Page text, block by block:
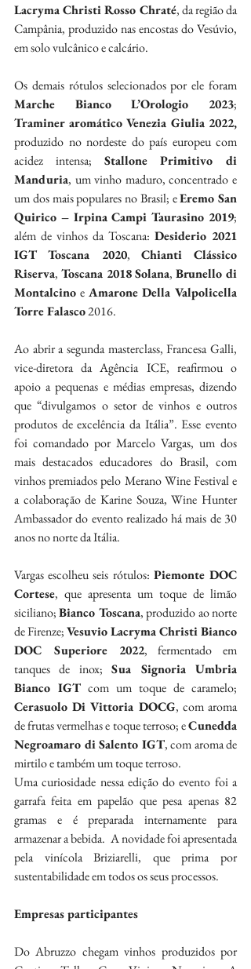
Lacryma Christi Rosso Chraté, da região da
Campânia, produzido nas encostas do Vesúvio,
em solo vulcânico e calcário.
Marche Bianco L’Orologio 2023
produzido no nordeste do país europeu com
acidez intensa; Stallone Primitivo di
Manduria, um vinho maduro, concentrado e
um dos mais populares no Brasil; e Eremo San
Quirico – Irpina Campi Taurasino 2019;
além de vinhos da Toscana: Desiderio 2021
IGT Toscana 2020, Chianti Clássico
Riserva, Toscana 2018 Solana, Brunello di
Montalcino e Amarone Della Valpolicella
Torre Falasco 2016.
Ao abrir a segunda masterclass, Francesa Galli,
vice-diretora da Agência ICE, reafirmou o
apoio a pequenas e médias empresas, dizendo
que “divulgamos o setor de vinhos e outros
produtos de excelência da Itália”. Esse evento
foi comandado por Marcelo Vargas, um dos
mais destacados educadores do Brasil, com
vinhos premiados pelo Merano Wine Festival e
a colaboração de Karine Souza, Wine Hunter
Ambassador do evento realizado há mais de 30
anos no norte da Itália.
Vargas escolheu seis rótulos: Piemonte DOC
Cortese, que apresenta um toque de limão
siciliano; Bianco Toscana, produzido ao norte
de Firenze; Vesuvio Lacryma Christi Bianco
DOC Superiore 2022, fermentado em
tanques de inox; Sua Signoria Umbria
Bianco IGT
Cerasuolo Di Vittoria DOCG, com aroma
de frutas vermelhas e toque terroso; e Cunedda
Negroamaro di Salento IGT, com aroma de
mirtilo e também um toque terroso.
Uma curiosidade nessa edição do evento foi a
garrafa feita em papelão que pesa apenas 82
gramas e é preparada internamente para
armazenar a bebida.  A novidade foi apresentada
pela vinícola Briziarelli, que prima por
sustentabilidade em todos os seus processos.
Empresas participantes
Do Abruzzo chegam vinhos produzidos por